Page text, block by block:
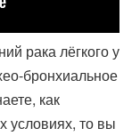
рака лёгкого у
бронхиальное
как
условиях, то вы